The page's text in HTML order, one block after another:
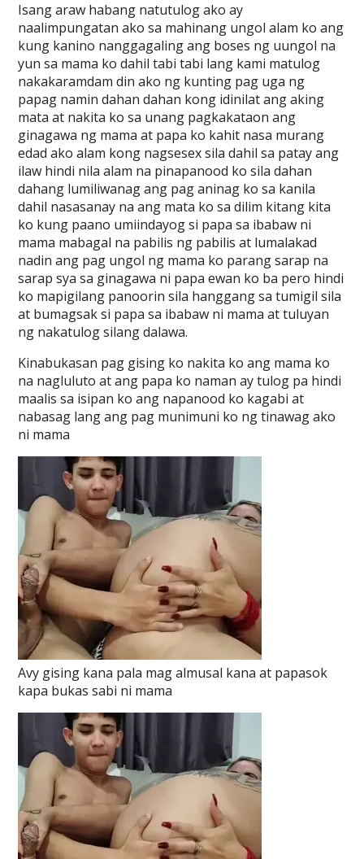
Isang araw habang natutulog ako ay
naalimpungatan ako sa mahinang ungol alam ko ang
kung kanino nanggagaling ang boses ng uungol na
yun sa mama ko dahil tabi tabi lang kami matulog
nakakaramdam din ako ng kunting pag uga ng
papag namin dahan dahan kong idinilat ang aking
mata at nakita ko sa unang pagkakataon ang
ginagawa ng mama at papa ko kahit nasa murang
edad ako alam kong nagsesex sila dahil sa patay ang
ilaw hindi nila alam na pinapanood ko sila dahan
dahang lumiliwanag ang pag aninag ko sa kanila
dahil nasasanay na ang mata ko sa dilim kitang kita
ko kung paano umiindayog si papa sa ibabaw ni
mama mabagal na pabilis ng pabilis at lumalakad
nadin ang pag ungol ng mama ko parang sarap na
sarap sya sa ginagawa ni papa ewan ko ba pero hindi
ko mapigilang panoorin sila hanggang sa tumigil sila
at bumagsak si papa sa ibabaw ni mama at tuluyan
ng nakatulog silang dalawa.
Kinabukasan pag gising ko nakita ko ang mama ko
na nagluluto at ang papa ko naman ay tulog pa hindi
maalis sa isipan ko ang napanood ko kagabi at
nabasag lang ang pag munimuni ko ng tinawag ako
ni mama
Avy gising kana pala mag almusal kana at papasok
kapa bukas sabi ni mama